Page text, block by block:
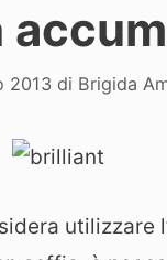
2013 di Brigida
utilizzare